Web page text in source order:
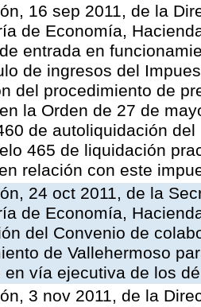
16 sep 2011, de la
de Economía,
entrada en
de ingresos del
del procedimiento de
la Orden de 27 de
de autoliquidación
465 de liquidación
relación con este
24 oct 2011, de la
de Economía,
del Convenio de
de Vallehermoso
en vía ejecutiva de los
3 nov 2011, de la